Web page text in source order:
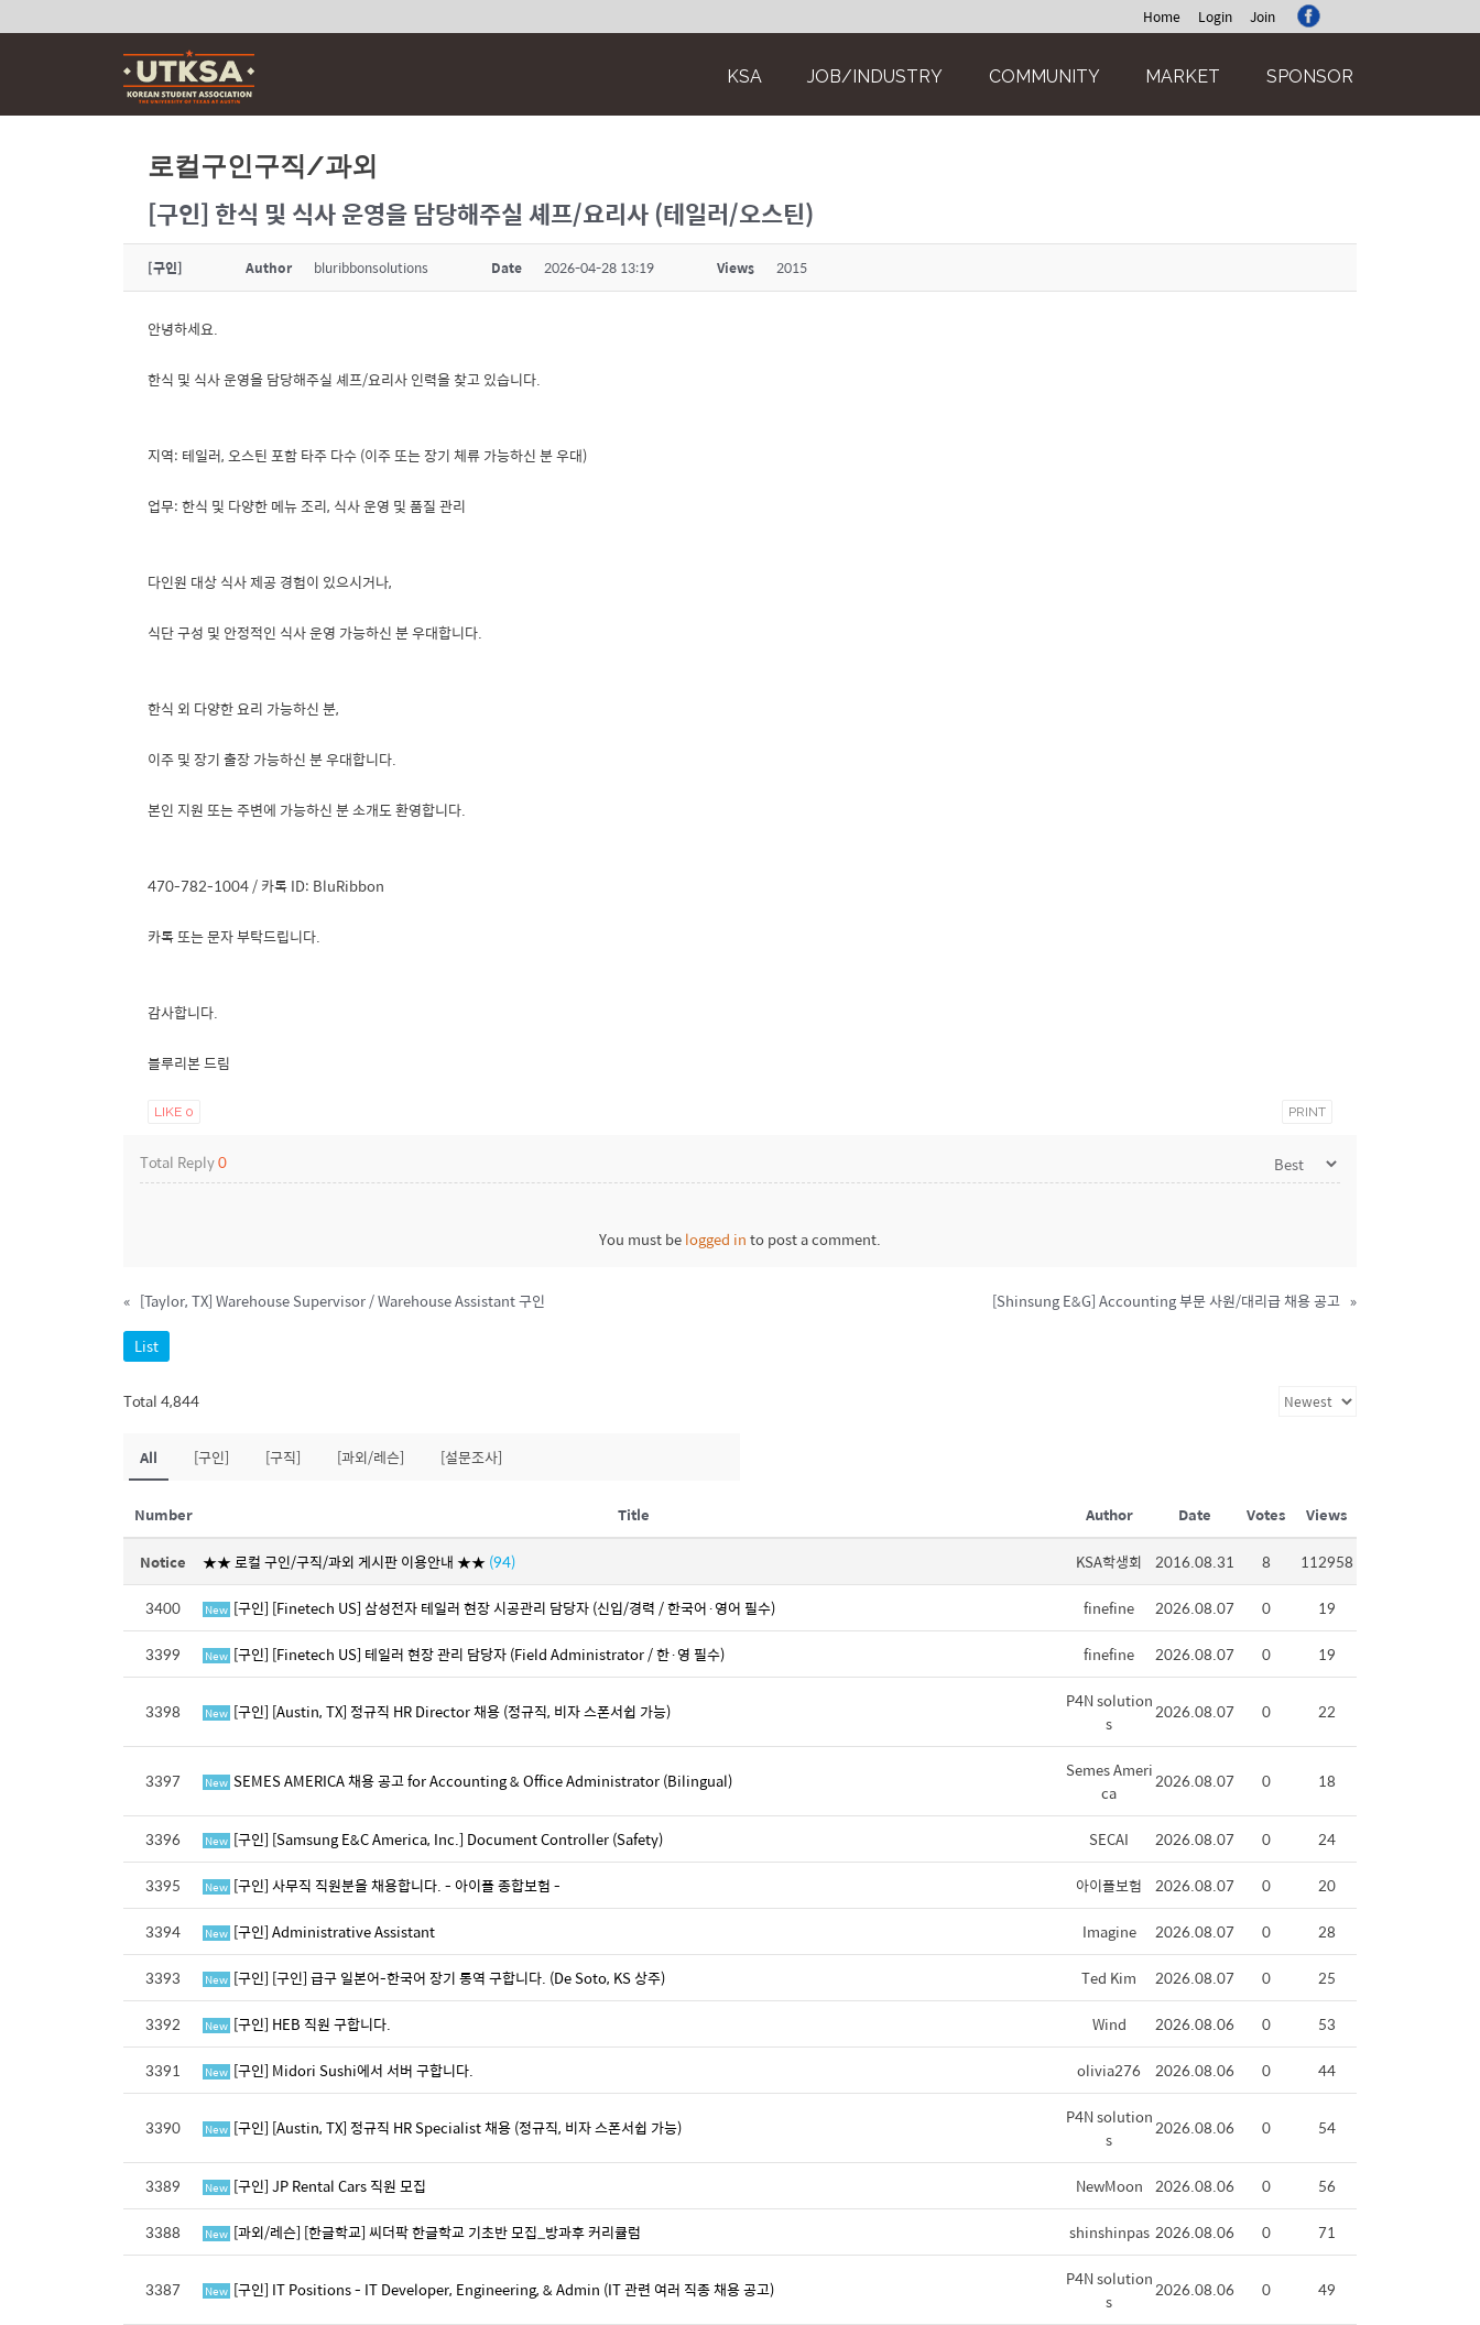
Home Login Join
KSA JOB/INDUSTRY COMMUNITY MARKET SPONSOR
로컬구인구직/과외
[구인] 한식 및 식사 운영을 담당해주실 셰프/요리사 (테일러/오스틴)
[구인] Author bluribbonsolutions Date 2026-04-28 13:19 Views 2015
안녕하세요.
한식 및 식사 운영을 담당해주실 셰프/요리사 인력을 찾고 있습니다.
지역: 테일러, 오스틴 포함 타주 다수 (이주 또는 장기 체류 가능하신 분 우대)
업무: 한식 및 다양한 메뉴 조리, 식사 운영 및 품질 관리
다인원 대상 식사 제공 경험이 있으시거나,
식단 구성 및 안정적인 식사 운영 가능하신 분 우대합니다.
한식 외 다양한 요리 가능하신 분,
이주 및 장기 출장 가능하신 분 우대합니다.
본인 지원 또는 주변에 가능하신 분 소개도 환영합니다.
470-782-1004 / 카톡 ID: BluRibbon
카톡 또는 문자 부탁드립니다.
감사합니다.
블루리본 드림
LIKE 0 PRINT
Total Reply0
You must belogged into post a comment.
« [Taylor, TX] Warehouse Supervisor / Warehouse Assistant 구인 [Shinsung E&G] Accounting 부문 사원/대리급 채용 공고 »
List
Total 4,844
All [구인] [구직] [과외/레슨] [설문조사]
Number Title Author Date Votes Views
Notice ★★ 로컬 구인/구직/과외 게시판 이용안내 ★★(94) KSA학생회 2016.08.31 8
112958
3400
New [구인] [Finetech US] 삼성전자 테일러 현장 시공관리 담당자 (신입/경력 / 한국어·영어 필수) finefine 2026.08.07 0
19
3399
New [구인] [Finetech US] 테일러 현장 관리 담당자 (Field Administrator / 한·영 필수) finefine 2026.08.07 0 19
3398 New [구인] [Austin, TX] 정규직 HR Director 채용 (정규직, 비자 스폰서쉽 가능)
P4N solution
s
2026.08.07 0 22
3397 New SEMES AMERICA 채용 공고 for Accounting & Office Administrator (Bilingual)
Semes Ameri
ca
2026.08.07 0 18
3396 New [구인] [Samsung E&C America, Inc.] Document Controller (Safety) SECAI 2026.08.07 0
24
3395
New [구인] 사무직 직원분을 채용합니다. - 아이플 종합보험 - 아이플보험 2026.08.07 0
20
3394
New [구인] Administrative Assistant Imagine 2026.08.07 0
28
3393
New [구인] [구인] 급구 일본어-한국어 장기 통역 구합니다. (De Soto, KS 상주) Ted Kim 2026.08.07 0
25
3392
New [구인] HEB 직원 구합니다. Wind 2026.08.06 0
53
3391
New [구인] Midori Sushi에서 서버 구합니다. olivia276 2026.08.06 0 44
3390 New [구인] [Austin, TX] 정규직 HR Specialist 채용 (정규직, 비자 스폰서쉽 가능)
P4N solution
s
2026.08.06 0 54
3389 New [구인] JP Rental Cars 직원 모집 NewMoon 2026.08.06 0
56
3388
New [과외/레슨] [한글학교] 씨더팍 한글학교 기초반 모집_방과후 커리큘럼 shinshinpas 2026.08.06 0 71
3387 New [구인] IT Positions - IT Developer, Engineering, & Admin (IT 관련 여러 직종 채용 공고)
P4N solution
s
2026.08.06 0 49